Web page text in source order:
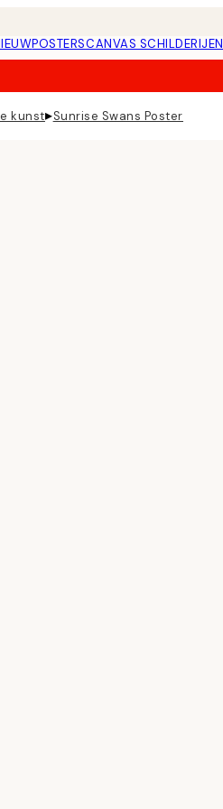
POSTERSCANVAS SCHILDERIJEN
kunst▸Sunrise Swans Poster